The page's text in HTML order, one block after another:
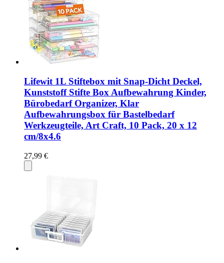
Lifewit 1L Stiftebox mit Snap-Dicht Deckel,
Kunststoff Stifte Box Aufbewahrung Kinder,
Bürobedarf Organizer, Klar
Aufbewahrungsbox für Bastelbedarf
Werkzeugteile, Art Craft, 10 Pack, 20 x 12
cm/8x4.6
27,99 €